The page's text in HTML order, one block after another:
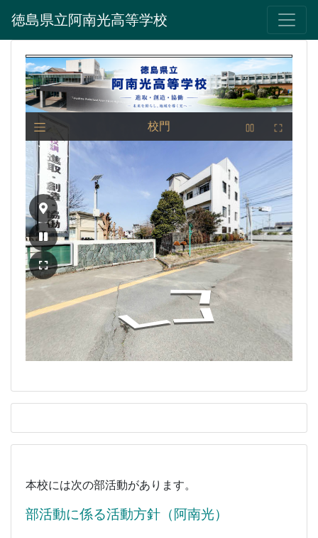
徳島県立阿南光高等学校
本校には次の部活動があります。
部活動に係る活動方針（阿南光）